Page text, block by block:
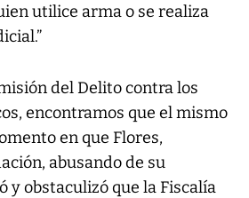
utilice arma o se realiza
del Delito contra los
encontramos que el mismo
en que Flores,
abusando de su
y obstaculizó que la Fiscalía